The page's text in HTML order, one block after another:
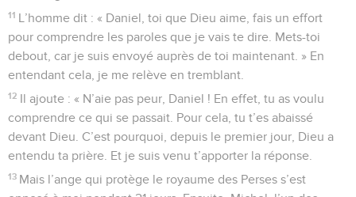
11 L’homme dit : « Daniel, toi que Dieu aime, fais un effort
pour comprendre les paroles que je vais te dire. Mets-toi
debout, car je suis envoyé auprès de toi maintenant. » En
entendant cela, je me relève en tremblant.
12 Il ajoute : « N’aie pas peur, Daniel ! En effet, tu as voulu
comprendre ce qui se passait. Pour cela, tu t’es abaissé
devant Dieu. C’est pourquoi, depuis le premier jour, Dieu a
entendu ta prière. Et je suis venu t’apporter la réponse.
13 Mais l’ange qui protège le royaume des Perses s’est